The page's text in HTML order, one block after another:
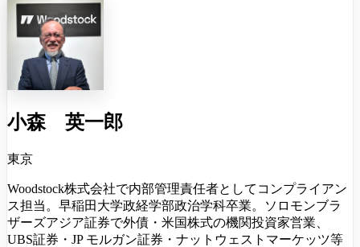
小森 英一郎
東京
Woodstock株式会社で内部管理責任者としてコンプライアン
ス担当。早稲田大学政経学部政治学科卒業。ソロモンブラ
ザーズアジア証券で外債・米国株式の機関投資家営業、
UBS証券・JP モルガン証券・ナットウェストマーケッツ等